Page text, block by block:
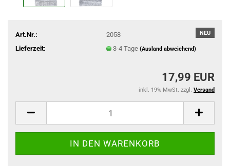
NEU
Art.Nr.:
2058
Lieferzeit:
3-4 Tage (Ausland abweichend)
17,99 EUR
inkl. 19% MwSt. zzgl. Versand